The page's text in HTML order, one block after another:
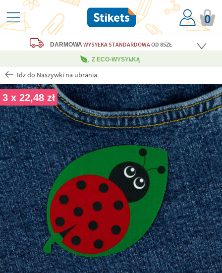
0
DARMOWA WYSYŁKA STANDARDOWAOD 85ZŁ
Z ECO-WYSYŁKĄ
Idz do Naszywki na ubrania
3 x 22,48 zł